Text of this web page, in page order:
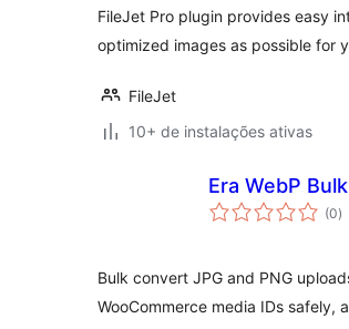
FileJet Pro plugin provides easy
optimized images as possible for
FileJet
10+ de instalações ativas
Era WebP
(0de
)
Bulk convert JPG and PNG
WooCommerce media IDs safely,